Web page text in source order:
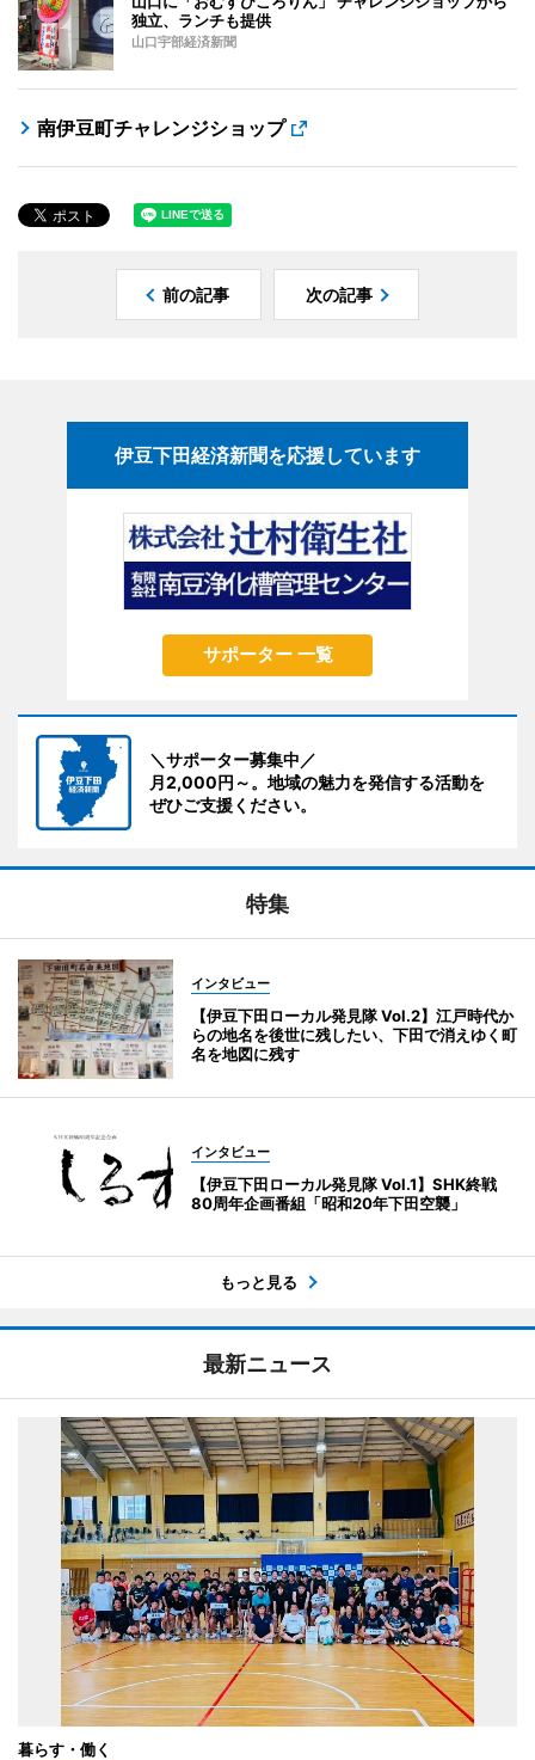
独立、ランチも提供
山口宇部経済新聞
南伊豆町チャレンジショップ
前の記事 次の記事
伊豆下田経済新聞を応援しています
サポーター 一覧
＼サポーター募集中／
月2,000円～。地域の魅力を発信する活動を
ぜひご支援ください。
特集
インタビュー
【伊豆下田ローカル発見隊 Vol.2】江戸時代か
らの地名を後世に残したい、下田で消えゆく町
名を地図に残す
インタビュー
【伊豆下田ローカル発見隊 Vol.1】SHK終戦
80周年企画番組「昭和20年下田空襲」
もっと見る
最新ニュース
暮らす・働く